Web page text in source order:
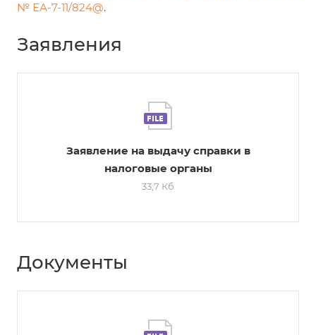
№ ЕА-7-11/824@.
Заявления
Заявление на выдачу справки в
налоговые органы
33,7 Кб
Документы